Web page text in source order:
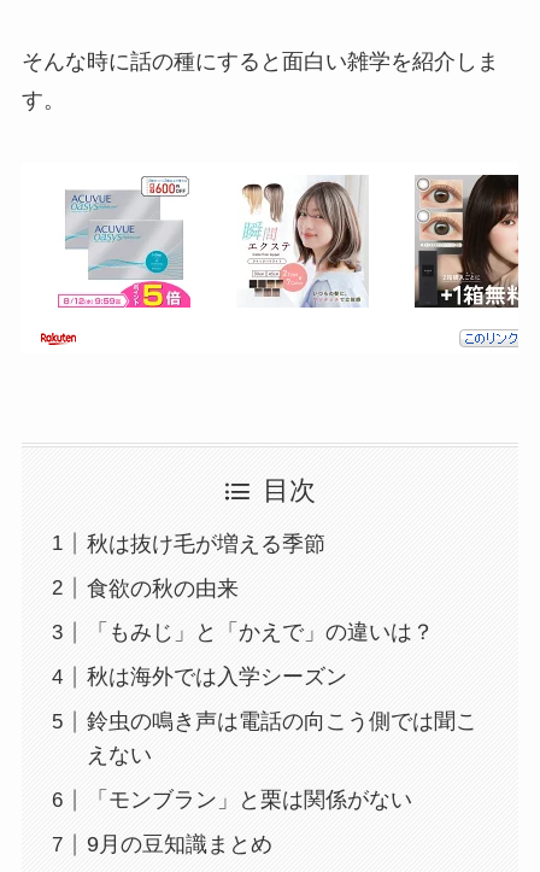
そんな時に話の種にすると面白い雑学を紹介しま
す。
目次
秋は抜け毛が増える季節
食欲の秋の由来
「もみじ」と「かえで」の違いは？
秋は海外では入学シーズン
鈴虫の鳴き声は電話の向こう側では聞こ
えない
「モンブラン」と栗は関係がない
9月の豆知識まとめ